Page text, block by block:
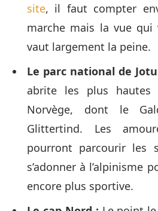
site, il faut compter
marche mais la vue
vaut largement la peine.
Le parc national de
abrite les plus hautes
Norvège, dont le
Glittertind. Les
pourront parcourir les
s’adonner à l’alpinisme
encore plus sportive.